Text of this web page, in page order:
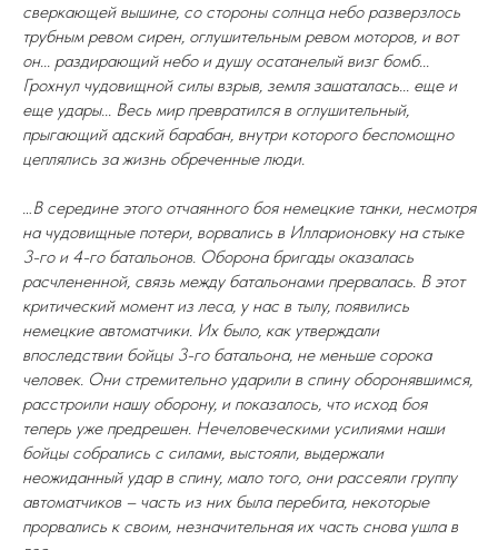
сверкающей вышине, со стороны солнца небо разверзлось
трубным ревом сирен, оглушительным ревом моторов, и вот
он... раздирающий небо и душу осатанелый визг бомб...
Грохнул чудовищной силы взрыв, земля зашаталась... еще и
еще удары... Весь мир превратился в оглушительный,
прыгающий адский барабан, внутри которого беспомощно
цеплялись за жизнь обреченные люди.
…В середине этого отчаянного боя немецкие танки, несмотря
на чудовищные потери, ворвались в Илларионовку на стыке
3-го и 4-го батальонов. Оборона бригады оказалась
расчлененной, связь между батальонами прервалась. В этот
критический момент из леса, у нас в тылу, появились
немецкие автоматчики. Их было, как утверждали
впоследствии бойцы 3-го батальона, не меньше сорока
человек. Они стремительно ударили в спину оборонявшимся,
расстроили нашу оборону, и показалось, что исход боя
теперь уже предрешен. Нечеловеческими усилиями наши
бойцы собрались с силами, выстояли, выдержали
неожиданный удар в спину, мало того, они рассеяли группу
автоматчиков – часть из них была перебита, некоторые
прорвались к своим, незначительная их часть снова ушла в